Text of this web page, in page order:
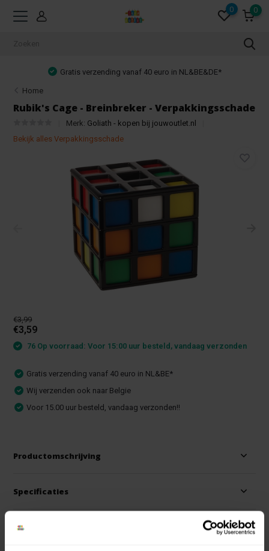
0 0
Gratis verzending vanaf 40 euro in NL&BE&DE*
Home
Rubik's Cage - Breinbreker - Verpakkingsschade
Merk: Goliath - kopen bij jouwoutlet.nl
Bekijk alles Verpakkingsschade
€3,99
€3,59
76 Op voorraad: Voor 15:00 uur besteld, vandaag verzonden
Gratis verzending vanaf 40 euro in NL&BE*
Wij verzenden ook naar Belgie
Voor 15.00 uur besteld, vandaag verzonden!!
Productomschrijving
Specificaties
Reviews